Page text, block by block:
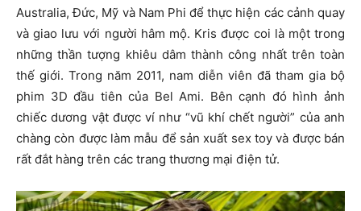
Australia, Đức, Mỹ và Nam Phi để thực hiện các cảnh quay
và giao lưu với người hâm mộ. Kris được coi là một trong
những thần tượng khiêu dâm thành công nhất trên toàn
thế giới. Trong năm 2011, nam diễn viên đã tham gia bộ
phim 3D đầu tiên của Bel Ami. Bên cạnh đó hình ảnh
chiếc dương vật được ví như “vũ khí chết người” của anh
chàng còn được làm mẫu để sản xuất sex toy và được bán
rất đắt hàng trên các trang thương mại điện tử.